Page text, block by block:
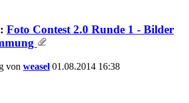
Foto Contest 2.0 Runde 1 - Bilder
von weasel 01.08.2014 16:38